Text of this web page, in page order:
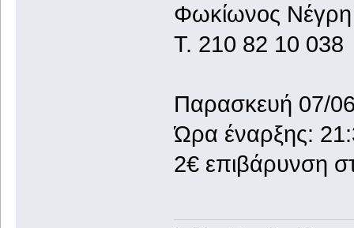
Φωκίωνος
Τ. 210 82 10 038
Παρασκευή 07/
Ώρα έναρξης:
2€ επιβάρυνση